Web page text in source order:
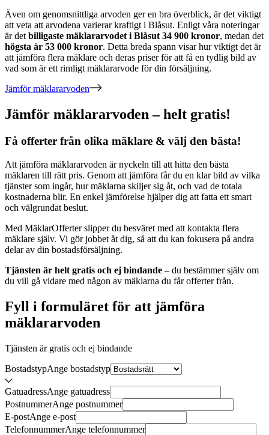
Även om genomsnittliga arvoden ger en bra överblick, är det viktigt
att veta att arvodena varierar kraftigti Blåsut. Enligt våra noteringar
är detbilligaste mäklararvodeti Blåsut 34 900 kronor, medan det
högsta är 53 000 kronor. Detta breda spann visar hur viktigt det är
att jämföra flera mäklare och deras priser för att få en tydlig bild av
vad som är ett rimligt mäklararvode för din försäljning.
Jämför mäklararvoden
Jämför mäklararvoden – helt gratis!
Få offerter från olika mäklare & välj den bästa!
Att jämföra mäklararvoden är nyckeln till att hitta den bästa
mäklaren till rätt pris. Genom att jämföra får du en klar bild av vilka
tjänster som ingår, hur mäklarna skiljer sig åt, och vad de totala
kostnaderna blir. En enkel jämförelse hjälper dig att fatta ett smart
och välgrundat beslut.
Med MäklarOfferter slipper du besväret med att kontakta flera
mäklare själv. Vi gör jobbet åt dig, så att du kan fokusera på andra
delar av din bostadsförsäljning.
Tjänsten är helt gratis och ej bindande – du bestämmer själv om
du vill gå vidare med någon av mäklarna du får offerter från.
Fyll i formuläret för att jämföra
mäklararvoden
Tjänsten är gratis och ej bindande
BostadstypAnge bostadstyp
GatuadressAnge gatuadress
PostnummerAnge postnummer
E-postAnge e-post
TelefonnummerAnge telefonnummer